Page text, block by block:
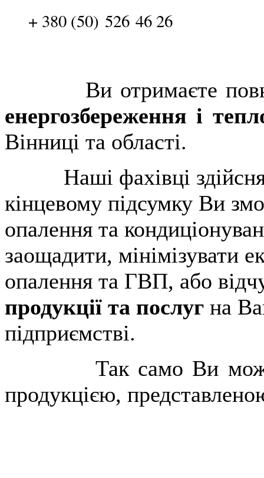
+ 380 (50) 526 46 26
Ви отримаєте
енергозбереження і
Вінниці та області.
Наші фахівці
кінцевому підсумку Ви
опалення та
заощадити, мінімізувати
опалення та ГВП, або
продукції та послуг на
підприємстві.
Так само Ви можете
продукцією,